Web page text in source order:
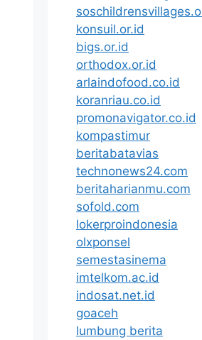
konsuil.or.id
bigs.or.id
orthodox.or.id
arlaindofood.co.id
koranriau.co.id
promonavigator.co.id
kompastimur
beritabatavias
technonews24.com
beritaharianmu.com
sofold.com
lokerproindonesia
olxponsel
semestasinema
imtelkom.ac.id
indosat.net.id
goaceh
lumbung berita